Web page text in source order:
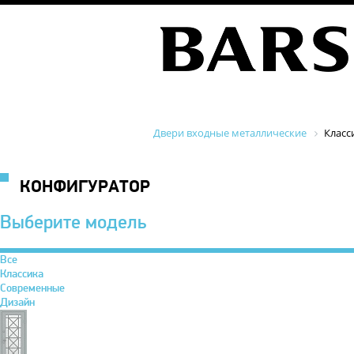
Двери входные металлические
КОНФИГУРАТОР
Выберите модель
Все
Классика
Современные
Дизайн